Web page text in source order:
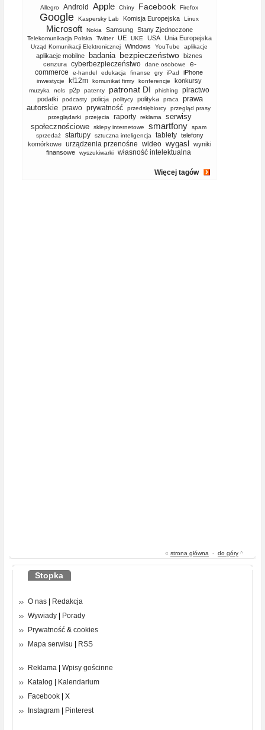
Allegro Android Apple Chiny Facebook Firefox
Google Kaspersky Lab Komisja Europejska Linux
Microsoft Nokia Samsung Stany Zjednoczone
Telekomunikacja Polska Twitter UE UKE USA Unia Europejska
Urząd Komunikacji Elektronicznej Windows YouTube aplikacje
aplikacje mobilne badania bezpieczeństwo biznes
cenzura cyberbezpieczeństwo dane osobowe
e-
commerce
e-handel edukacja finanse gry iPad iPhone
inwestycje kf12m komunikat firmy konferencje konkursy
muzyka nols p2p patenty patronat DI phishing piractwo
podatki podcasty policja politycy polityka praca
prawa
autorskie prawo prywatność przedsiębiorcy
przegląd prasy
przeglądarki
przejęcia raporty reklama
serwisy
społecznościowe
sklepy internetowe smartfony
spam
sprzedaż
startupy sztuczna inteligencja tablety telefony
komórkowe
urządzenia przenośne wideo wygasl
wyniki
finansowe
wyszukiwarki własność intelektualna
Więcej tagów
« strona główna - do góry ^
Stopka
O nas | Redakcja
Wywiady | Porady
Prywatność & cookies
Mapa serwisu | RSS
Reklama | Wpisy gościnne
Katalog | Kalendarium
Facebook | X
Instagram | Pinterest